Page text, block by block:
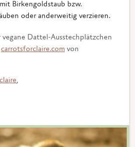
Birkengoldstaub bzw.
oder anderweitig verzieren.
vegane Dattel-Ausstechplätzchen
carrotsforclaire.com von
,